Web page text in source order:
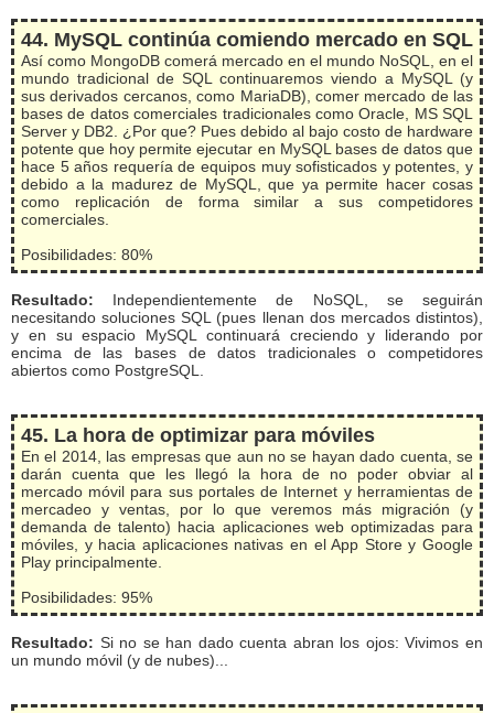
44. MySQL continúa comiendo mercado en SQL
Así como MongoDB comerá mercado en el mundo NoSQL, en el
mundo tradicional de SQL continuaremos viendo a MySQL (y
sus derivados cercanos, como MariaDB), comer mercado de las
bases de datos comerciales tradicionales como Oracle, MS SQL
Server y DB2. ¿Por que? Pues debido al bajo costo de hardware
potente que hoy permite ejecutar en MySQL bases de datos que
hace 5 años requería de equipos muy sofisticados y potentes, y
debido a la madurez de MySQL, que ya permite hacer cosas
como replicación de forma similar a sus competidores
comerciales.
Posibilidades: 80%
Resultado: Independientemente de NoSQL, se seguirán
necesitando soluciones SQL (pues llenan dos mercados distintos),
y en su espacio MySQL continuará creciendo y liderando por
encima de las bases de datos tradicionales o competidores
abiertos como PostgreSQL.
45. La hora de optimizar para móviles
En el 2014, las empresas que aun no se hayan dado cuenta, se
darán cuenta que les llegó la hora de no poder obviar al
mercado móvil para sus portales de Internet y herramientas de
mercadeo y ventas, por lo que veremos más migración (y
demanda de talento) hacia aplicaciones web optimizadas para
móviles, y hacia aplicaciones nativas en el App Store y Google
Play principalmente.
Posibilidades: 95%
Resultado: Si no se han dado cuenta abran los ojos: Vivimos en
un mundo móvil (y de nubes)...